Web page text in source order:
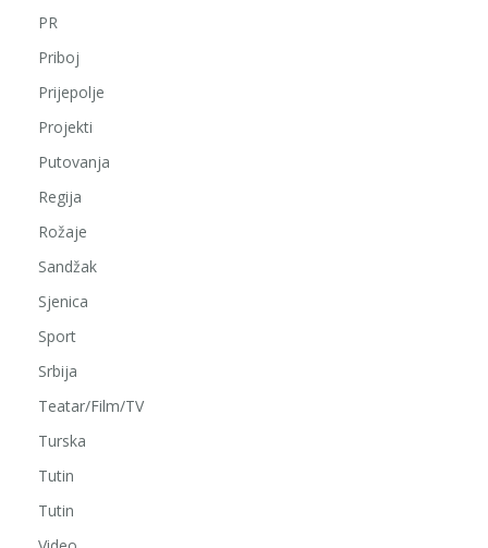
PR
Priboj
Prijepolje
Projekti
Putovanja
Regija
Rožaje
Sandžak
Sjenica
Sport
Srbija
Teatar/Film/TV
Turska
Tutin
Tutin